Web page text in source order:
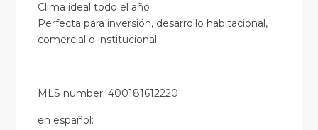
Clima ideal todo el año
Perfecta para inversión, desarrollo habitacional,
comercial o institucional
MLS number: 400181612220
en español: